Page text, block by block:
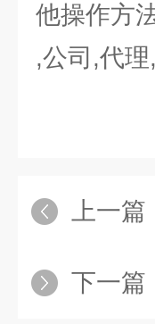
他操作方
,公司,代
上一篇
下一篇